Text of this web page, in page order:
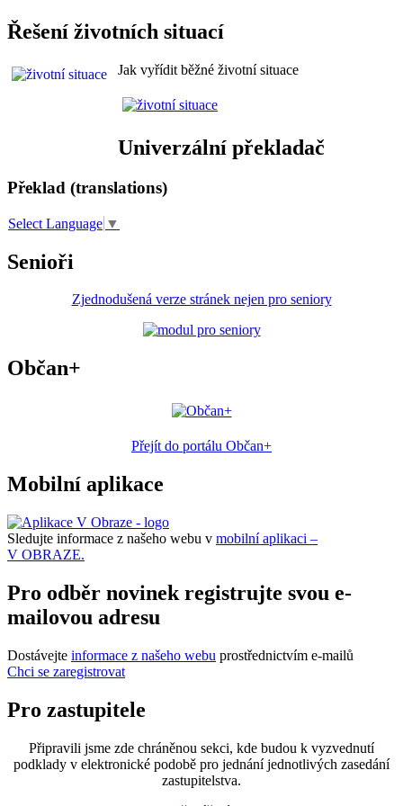
Řešení životních situací
Jak vyřídit běžné životní situace
Univerzální překladač
Překlad (translations)
Select Language ▼
Senioři
Zjednodušená verze stránek nejen pro seniory
Občan+
Přejít do portálu Občan+
Mobilní aplikace
Sledujte informace z našeho webu v mobilní aplikaci –
V OBRAZE.
Pro odběr novinek registrujte svou e-
mailovou adresu
Dostávejte informace z našeho webu prostřednictvím e-mailů
Chci se zaregistrovat
Pro zastupitele
Připravili jsme zde chráněnou sekci, kde budou k vyzvednutí
podklady v elektronické podobě pro jednání jednotlivých zasedání
zastupitelstva.